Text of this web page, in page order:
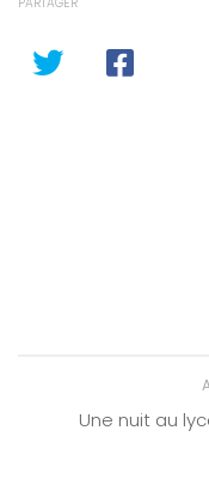
Une nuit au